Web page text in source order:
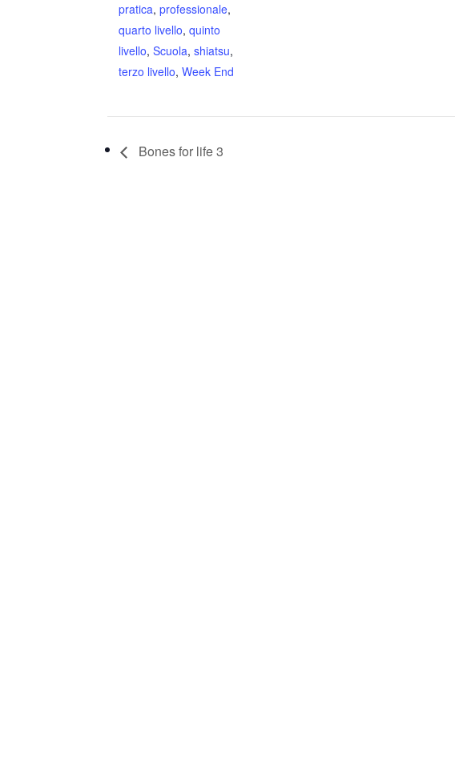
pratica,professionale,
quarto livello,quinto
livello,Scuola,shiatsu,
terzo livello,Week End
Bones for life 3